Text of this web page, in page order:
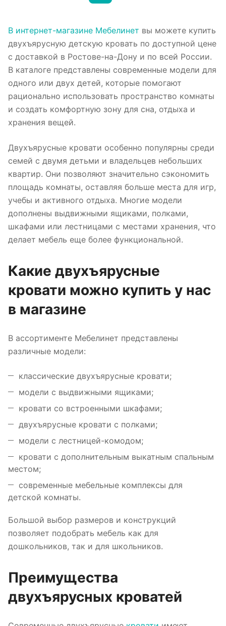
В интернет-магазине Мебелинет вы можете купить
двухъярусную детскую кровать по доступной цене
с доставкой в Ростове-на-Дону и по всей России.
В каталоге представлены современные модели для
одного или двух детей, которые помогают
рационально использовать пространство комнаты
и создать комфортную зону для сна, отдыха и
хранения вещей.
Двухъярусные кровати особенно популярны среди
семей с двумя детьми и владельцев небольших
квартир. Они позволяют значительно сэкономить
площадь комнаты, оставляя больше места для игр,
учебы и активного отдыха. Многие модели
дополнены выдвижными ящиками, полками,
шкафами или лестницами с местами хранения, что
делает мебель еще более функциональной.
Какие двухъярусные
кровати можно купить у нас
в магазине
В ассортименте Мебелинет представлены
различные модели:
классические двухъярусные кровати;
модели с выдвижными ящиками;
кровати со встроенными шкафами;
двухъярусные кровати с полками;
модели с лестницей-комодом;
кровати с дополнительным выкатным спальным
местом;
современные мебельные комплексы для
детской комнаты.
Большой выбор размеров и конструкций
позволяет подобрать мебель как для
дошкольников, так и для школьников.
Преимущества
двухъярусных кроватей